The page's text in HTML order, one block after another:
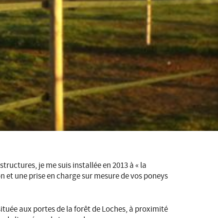
je me suis installée en 2013 à « la
une prise en charge sur mesure de vos poneys
aux portes de la forêt de Loches, à proximité